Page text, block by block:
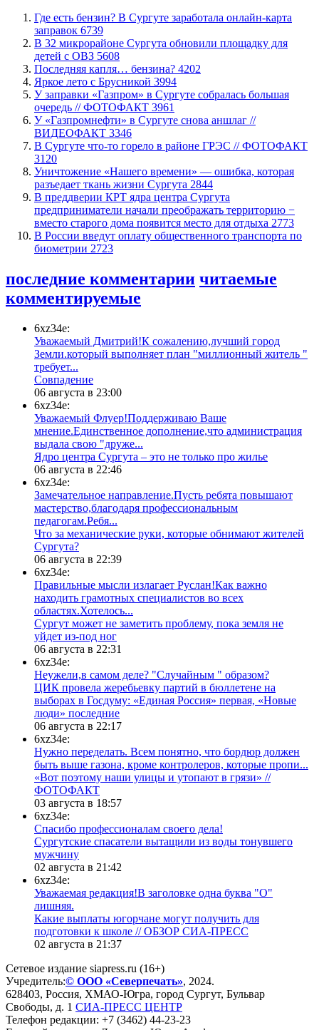
​Где есть бензин? В Сургуте заработала онлайн-карта
заправок 6739
В 32 микрорайоне Сургута обновили площадку для
детей с ОВЗ 5608
​Последняя капля… бензина? 4202
Яркое лето с Брусникой 3994
​У заправки «Газпром» в Сургуте собралась большая
очередь // ФОТОФАКТ 3961
У «Газпромнефти» в Сургуте снова аншлаг //
ВИДЕОФАКТ 3346
​В Сургуте что-то горело в районе ГРЭС // ФОТОФАКТ
3120
​Уничтожение «Нашего времени» — ошибка, которая
разъедает ткань жизни Сургута 2844
​В преддверии КРТ ядра центра Сургута
предприниматели начали преображать территорию −
вместо старого дома появится место для отдыха 2773
В России введут оплату общественного транспорта по
биометрии 2723
последние комментарии читаемые
комментируемые
6xz34e:
Уважаемый Дмитрий!К сожалению,лучший город
Земли.который выполняет план "миллионный житель "
требует...
​Совпадение
06 августа в 23:00
6xz34e:
Уважаемый Флуер!Поддерживаю Ваше
мнение.Единственное дополнение,что администрация
выдала свою "друже...
​Ядро центра Сургута ‒ это не только про жилье
06 августа в 22:46
6xz34e:
Замечательное направление.Пусть ребята повышают
мастерство,благодаря профессиональным
педагогам.Ребя...
​Что за механические руки, которые обнимают жителей
Сургута?
06 августа в 22:39
6xz34e:
Правильные мысли излагает Руслан!Как важно
находить грамотных специалистов во всех
областях.Хотелось...
Сургут может не заметить проблему, пока земля не
уйдет из-под ног
06 августа в 22:31
6xz34e:
Неужели,в самом деле? "Случайным " образом?
ЦИК провела жеребьевку партий в бюллетене на
выборах в Госдуму: «Единая Россия» первая, «Новые
люди» последние
06 августа в 22:17
6xz34e:
Нужно переделать. Всем понятно, что бордюр должен
быть выше газона, кроме контролеров, которые пропи...
«Вот поэтому наши улицы и утопают в грязи» //
ФОТОФАКТ
03 августа в 18:57
6xz34e:
Спасибо профессионалам своего дела!
Сургутские спасатели вытащили из воды тонувшего
мужчину
02 августа в 21:42
6xz34e:
Уважаемая редакция!В заголовке одна буква "О"
лишняя.
Какие выплаты югорчане могут получить для
подготовки к школе // ОБЗОР СИА-ПРЕСС
02 августа в 21:37
Сетевое издание siapress.ru (16+)
Учредитель:© ООО «Северпечать», 2024.
628403, Россия, ХМАО-Югра, город Сургут, Бульвар
Свободы, д. 1 СИА-ПРЕСС ЦЕНТР
Телефон редакции: +7 (3462) 44-23-23